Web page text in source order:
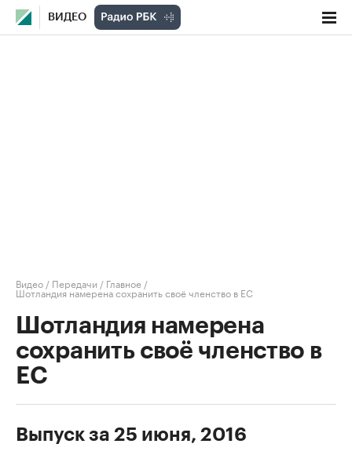
ВИДЕО
Видео / Передачи / Главное /
Шотландия намерена сохранить своё членство в ЕС
Шотландия намерена
сохранить своё членство в
ЕС
Выпуск за 25 июня, 2016